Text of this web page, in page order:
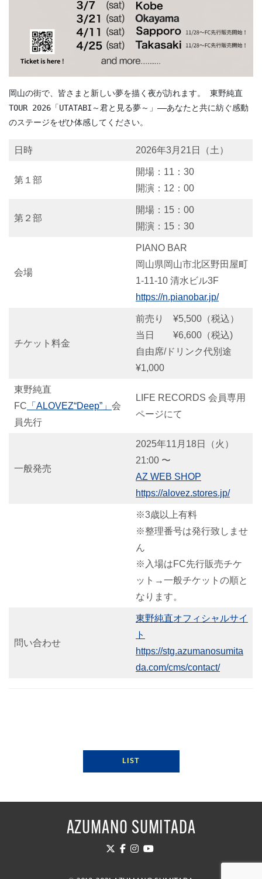
岡山の街で、皆さまと新しい夢を描く夜が訪れます。 東野純直
TOUR 2026「UTATABI～君と見る夢～」――あなたと共に紡ぐ感動
のステージをぜひ体感してください。
日時 2026年3月21日（土）
第１部
開場：11：30
開演：12：00
第２部
開場：15：00
開演：15：30
会場
PIANO BAR
岡山県岡山市北区野田屋町
1-11-10 清水ビル3F
https://n.pianobar.jp/
チケット料金
前売り ¥5,500（税込）
当日 ¥6,600（税込)
自由席/ドリンク代別途
¥1,000
東野純直
FC 「ALOVEZ“Deep”」 会
員先行
LIFE RECORDS 会員専用
ページにて
一般発売
2025年11月18日（火）
21:00 〜
AZ WEB SHOP
https://alovez.stores.jp/
※3歳以上有料
※整理番号は発行致しませ
ん
※入場はFC先行販売チケ
ット→一般チケットの順と
なります。
問い合わせ
東野純直オフィシャルサイ
ト
https://stg.azumanosumita
da.com/cms/contact/
LIST
AZUMANO SUMITADA